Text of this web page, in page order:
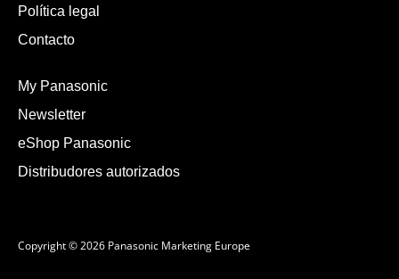
Política legal
Contacto
My Panasonic
Newsletter
eShop Panasonic
Distribudores autorizados
Copyright © 2026 Panasonic Marketing Europe